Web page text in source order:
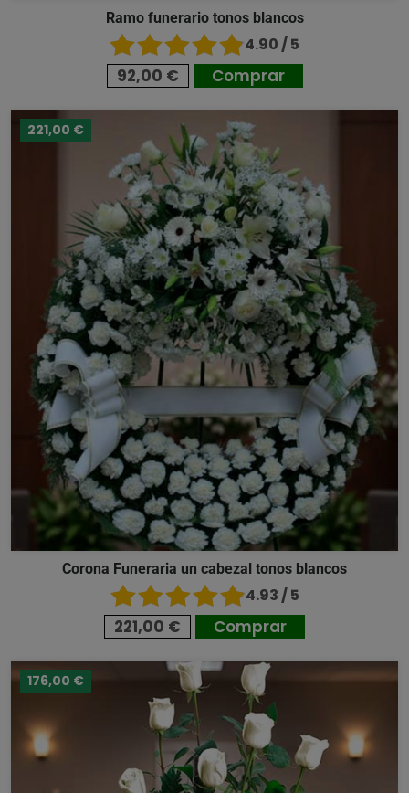
Ramo funerario tonos blancos
4.90 / 5
92,00 € Comprar
221,00 €
Corona Funeraria un cabezal tonos blancos
4.93 / 5
221,00 € Comprar
176,00 €